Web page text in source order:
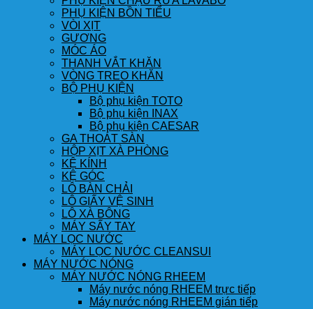
PHỤ KIỆN BỒN TIỂU
VÒI XỊT
GƯƠNG
MÓC ÁO
THANH VẮT KHĂN
VÒNG TREO KHĂN
BỘ PHỤ KIỆN
Bộ phụ kiện TOTO
Bộ phụ kiện INAX
Bộ phụ kiện CAESAR
GA THOÁT SÀN
HỘP XỊT XÀ PHÒNG
KỆ KÍNH
KỆ GÓC
LÔ BÀN CHẢI
LÔ GIẤY VỆ SINH
LÔ XÀ BÔNG
MÁY SẤY TAY
MÁY LỌC NƯỚC
MÁY LỌC NƯỚC CLEANSUI
MÁY NƯỚC NÓNG
MÁY NƯỚC NÓNG RHEEM
Máy nước nóng RHEEM trực tiếp
Máy nước nóng RHEEM gián tiếp